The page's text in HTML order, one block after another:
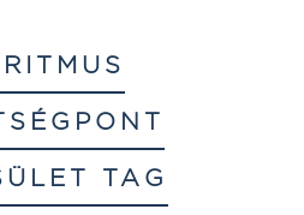
TAG